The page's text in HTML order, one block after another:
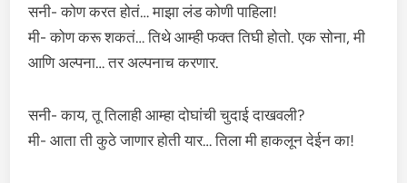
सनी- कोण करत होतं… माझा लंड कोणी पाहिला!
मी- कोण करू शकतं… तिथे आम्ही फक्त तिघी होतो. एक सोना, मी
आणि अल्पना… तर अल्पनाच करणार.
सनी- काय, तू तिलाही आम्हा दोघांची चुदाई दाखवली?
मी- आता ती कुठे जाणार होती यार… तिला मी हाकलून देईन का!